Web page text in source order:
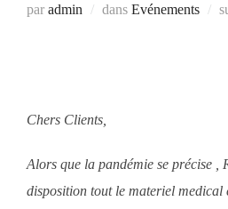
par admin dans Evénements
Chers Clients,
Alors que la pandémie se précise ,
disposition tout le materiel medical